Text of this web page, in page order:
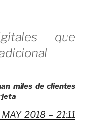
que
miles de clientes
2018 – 21:11